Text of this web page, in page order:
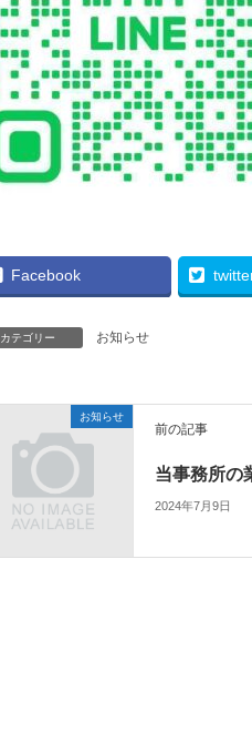
Facebook
カテゴリー お知らせ
お知らせ
前の記事
当事務所の
2024年7月9日